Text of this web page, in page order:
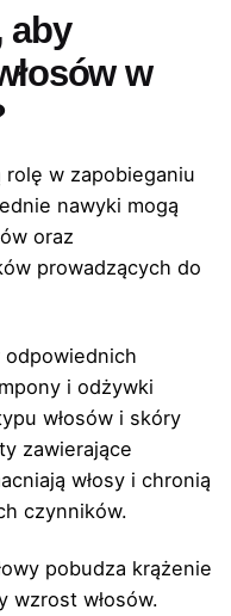
aby
w
w zapobieganiu
nawyki mogą
oraz
prowadzących do
i odżywki
włosów i skóry
zawierające
włosy i chronią
czynników.
pobudza krążenie
wzrost włosów.